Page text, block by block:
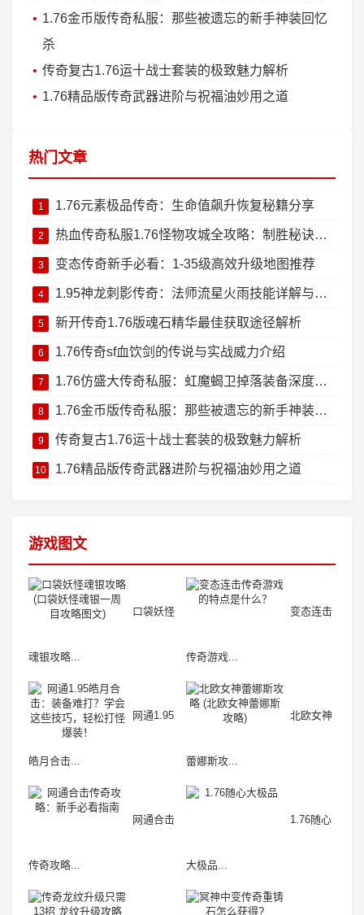
1.76金币版传奇私服：那些被遗忘的新手神装回忆
杀
传奇复古1.76运十战士套装的极致魅力解析
1.76精品版传奇武器进阶与祝福油妙用之道
热门文章
1 1.76元素极品传奇：生命值飙升恢复秘籍分享
2 热血传奇私服1.76怪物攻城全攻略：制胜秘诀大公开
3 变态传奇新手必看：1-35级高效升级地图推荐
4 1.95神龙刺影传奇：法师流星火雨技能详解与实战技巧
5 新开传奇1.76版魂石精华最佳获取途径解析
6 1.76传奇sf血饮剑的传说与实战威力介绍
7 1.76仿盛大传奇私服：虹魔蝎卫掉落装备深度测评
8 1.76金币版传奇私服：那些被遗忘的新手神装回忆杀
9 传奇复古1.76运十战士套装的极致魅力解析
10 1.76精品版传奇武器进阶与祝福油妙用之道
游戏图文
口袋妖怪
魂银攻略...
变态连击
传奇游戏...
网通1.95
皓月合击...
北欧女神
蕾娜斯攻...
网通合击
传奇攻略...
1.76随心
大极品...